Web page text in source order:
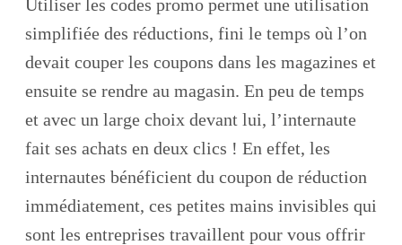
Utiliser les codes promo permet une utilisation
simplifiée des réductions, fini le temps où l’on
devait couper les coupons dans les magazines et
ensuite se rendre au magasin. En peu de temps
et avec un large choix devant lui, l’internaute
fait ses achats en deux clics ! En effet, les
internautes bénéficient du coupon de réduction
immédiatement, ces petites mains invisibles qui
sont les entreprises travaillent pour vous offrir